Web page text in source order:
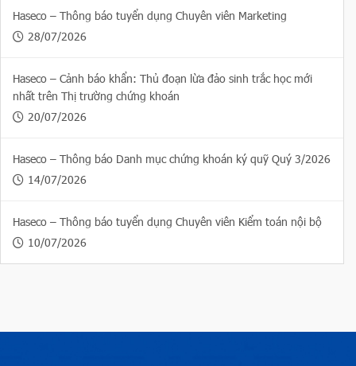
Haseco – Thông báo tuyển dụng Chuyên viên Marketing
28/07/2026
Haseco – Cảnh báo khẩn: Thủ đoạn lừa đảo sinh trắc học mới
nhất trên Thị trường chứng khoán
20/07/2026
Haseco – Thông báo Danh mục chứng khoán ký quỹ Quý 3/2026
14/07/2026
Haseco – Thông báo tuyển dụng Chuyên viên Kiểm toán nội bộ
10/07/2026